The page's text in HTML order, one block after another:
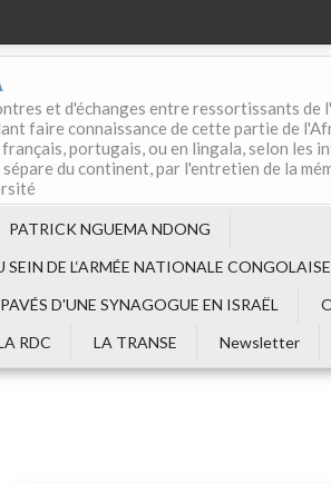
et d'échanges entre ressortissants
faire connaissance de cette partie de
portugais, ou en lingala, selon les
du continent, par l'entretien de la
PATRICK NGUEMA NDONG
SEIN DE L‘ARMÉE NATIONALE
D'UNE SYNAGOGUE EN ISRAËL
RDC
LA TRANSE Newsletter